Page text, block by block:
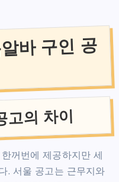
바 구인 공
고의 차이
꺼번에 제공하지만 세
. 서울 공고는 근무지와